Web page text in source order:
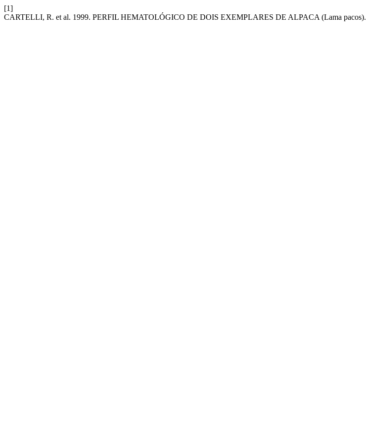
[1]
CARTELLI, R. et al. 1999. PERFIL HEMATOLÓGICO DE DOIS EXEMPLARES DE ALPACA (Lama pacos).